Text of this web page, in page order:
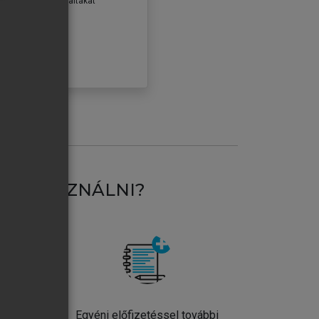
HASZNÁLNI?
Egyéni előfizetéssel további